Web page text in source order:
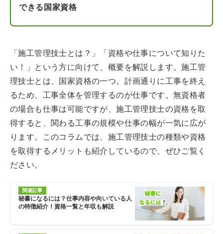
できる国家資格
「施工管理技士とは？」「資格や仕事について知りた
い！」という方に向けて、概要を解説します。施工管
理技士とは、国家資格の一つ。計画通りに工事を終え
るため、工事全体を管理するのが仕事です。無資格者
の場合も仕事は可能ですが、施工管理技士の資格を取
得すると、関わる工事の規模や仕事の幅が一気に広が
ります。このコラムでは、施工管理技士の種類や資格
を取得するメリットも紹介しているので、ぜひご覧く
ださい。
関連記事
秘書になるには？仕事内容や向いている人
の特徴紹介！資格一覧と年収も解説